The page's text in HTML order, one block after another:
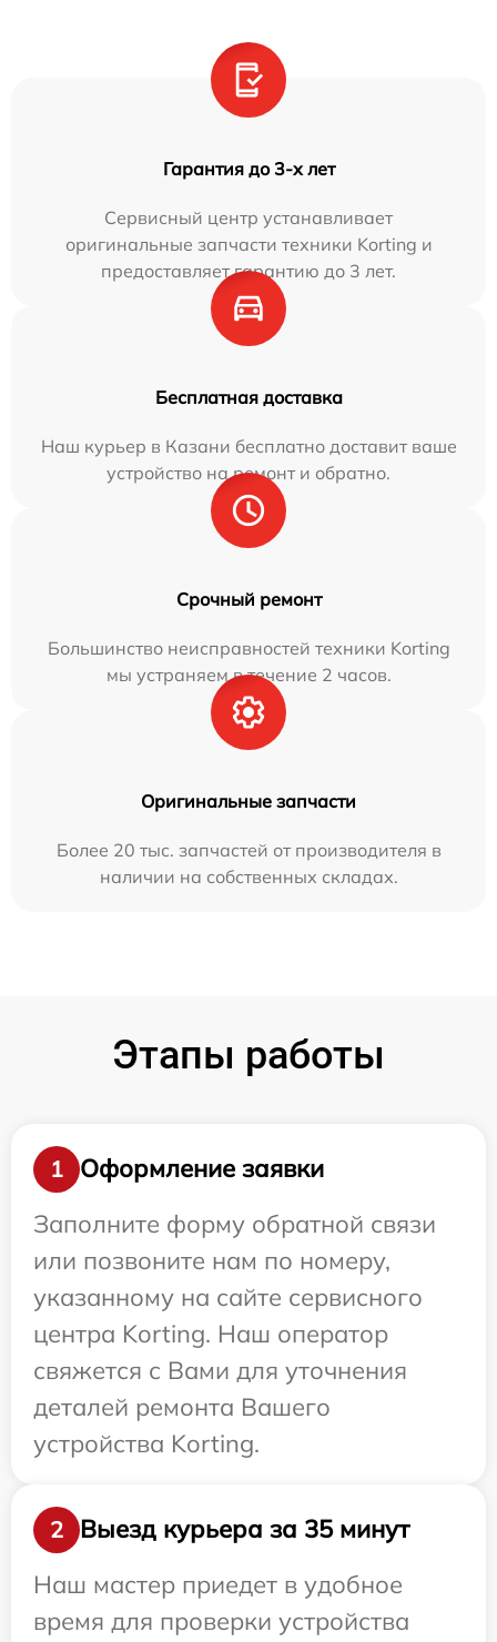
Гарантия до 3-х лет
Сервисный центр устанавливает
оригинальные запчасти техники Korting и
предоставляет гарантию до 3 лет.
Бесплатная доставка
Наш курьер в Казани бесплатно доставит ваше
устройство на ремонт и обратно.
Срочный ремонт
Большинство неисправностей техники Korting
мы устраняем в течение 2 часов.
Оригинальные запчасти
Более 20 тыс. запчастей от производителя в
наличии на собственных складах.
Этапы работы
1
Оформление заявки
Заполните форму обратной связи
или позвоните нам по номеру,
указанному на сайте сервисного
центра Korting. Наш оператор
свяжется с Вами для уточнения
деталей ремонта Вашего
устройства Korting.
2
Выезд курьера за 35 минут
Наш мастер приедет в удобное
время для проверки устройства